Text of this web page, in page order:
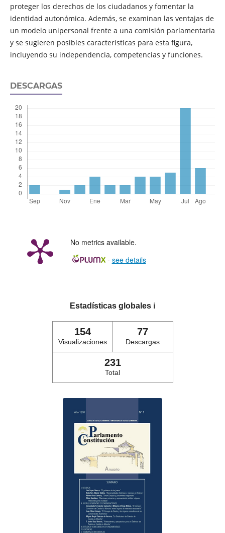
proteger los derechos de los ciudadanos y fomentar la
identidad autonómica. Además, se examinan las ventajas de
un modelo unipersonal frente a una comisión parlamentaria
y se sugieren posibles características para esta figura,
incluyendo su independencia, competencias y funciones.
DESCARGAS
No metrics available.
- see details
Estadísticas globales ℹ️
154
Visualizaciones
77
Descargas
231
Total